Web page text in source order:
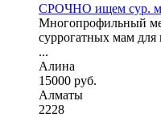
СРОЧНО ищем сур.
Многопрофильный
суррогатных мам для
...
Алина
15000 руб.
Алматы
2228